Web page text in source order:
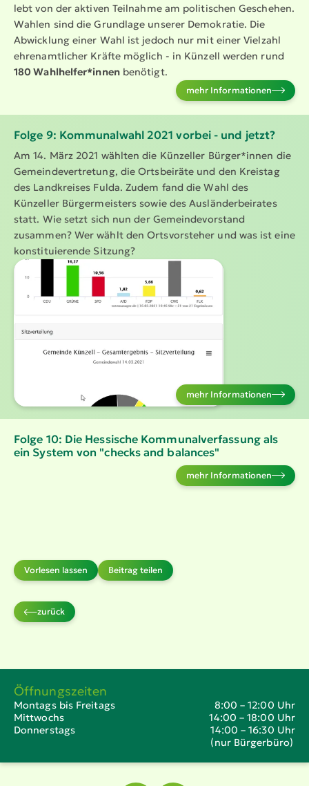
Öffnungszeiten
Montags bis Freitags
8:00 – 12:00 Uhr
Mittwochs
14:00 – 18:00 Uhr
Donnerstags
14:00 – 16:30 Uhr
(nur Bürgerbüro)
lebt von der aktiven Teilnahme am politischen Geschehen.
Wahlen sind die Grundlage unserer Demokratie. Die
Abwicklung einer Wahl ist jedoch nur mit einer Vielzahl
ehren­amt­licher Kräfte möglich - in Künzell werden rund
180 Wahlhelfer*innenbenötigt.
mehr Infor­ma­tionen
Folge 9: Kommu­nalwahl 2021 vorbei - und jetzt?
Am 14. März 2021 wählten die Künzeller Bürger*innen die
Gemein­de­ver­tretung, die Ortsbeiräte und den Kreistag
des Landkreises Fulda. Zudem fand die Wahl des
Künzeller Bürger­meisters sowie des Auslän­der­bei­rates
statt. Wie setzt sich nun der Gemein­de­vor­stand
zusammen? Wer wählt den Ortsvor­steher und was ist eine
konsti­tu­ie­rende Sitzung?
mehr Infor­ma­tionen
Folge 10: Die Hessische Kommu­nal­ver­fassung als
ein System von "checks and balances"
mehr Infor­ma­tionen
Vorlesen lassen Beitrag teilen
zurück